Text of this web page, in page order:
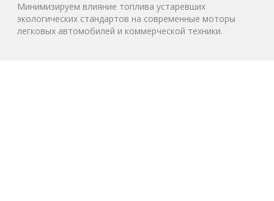
Минимизируем влияние топлива устаревших
экологических стандартов на современные моторы
легковых автомобилей и коммерческой техники.